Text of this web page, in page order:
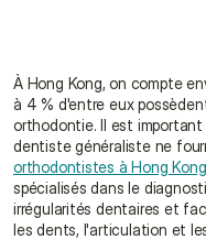
À Hong Kong, on compte
à 4 % d'entre eux
orthodontie. Il est
orthodontistes à Hong Kong
spécialisés dans le
irrégularités dentaires et
les dents, l'articulation et